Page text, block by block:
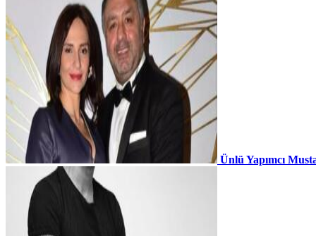
Ünlü Yapımcı